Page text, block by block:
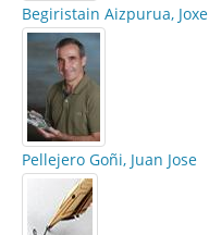
Begiristain Aizpurua, Joxe
Pellejero Goñi, Juan Jose